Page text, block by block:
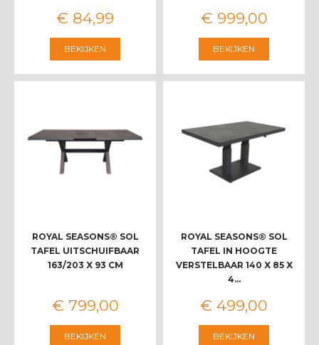
€ 84,99
BEKIJKEN
€ 999,00
BEKIJKEN
ROYAL SEASONS® SOL
TAFEL UITSCHUIFBAAR
163/203 X 93 CM
€ 799,00
BEKIJKEN
ROYAL SEASONS® SOL
TAFEL IN HOOGTE
VERSTELBAAR 140 X 85 X
4…
€ 499,00
BEKIJKEN